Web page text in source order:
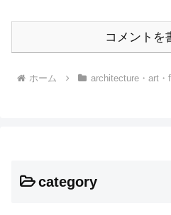
コメントを
ホーム architecture・art
category